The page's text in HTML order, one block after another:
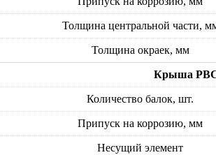
Толщина центральной части,
Толщина окраек, мм
Крыша
Количество балок, шт.
Припуск на коррозию, мм
Несущий элемент